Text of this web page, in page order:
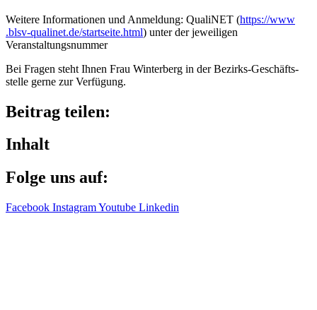
Weitere Infor­ma­tio­nen und Anmel­dung: Quali­NET (https://​www​
.blsv​-quali​net​.de/​s​t​a​r​t​s​e​i​t​e​.​h​tml) unter der jewei­li­gen
Veranstaltungsnummer
Bei Fragen steht Ihnen Frau Winter­berg in der Bezirks-Geschäfts­
stelle gerne zur Verfügung.
Beitrag teilen:
Inhalt
Folge uns auf:
Facebook InstagramYoutube Linkedin